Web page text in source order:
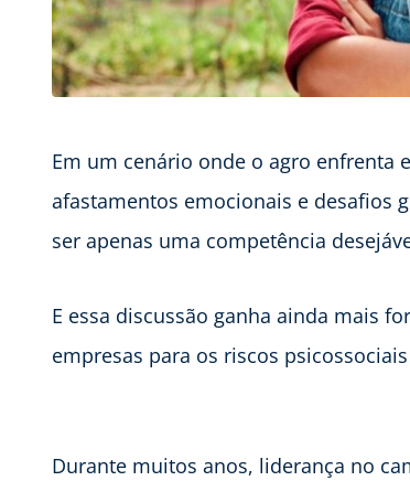
Em um cenário onde o agro enfrenta
afastamentos emocionais e desafios
ser apenas uma competência
E essa discussão ganha ainda mais
empresas para os riscos
Durante muitos anos, liderança no